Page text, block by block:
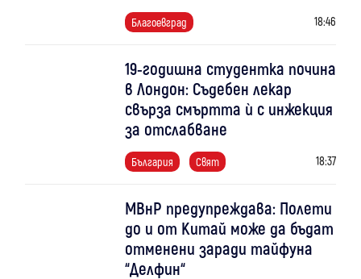
Благоевград 18:46
19-годишна студентка почина
в Лондон: Съдебен лекар
свърза смъртта ѝ с инжекция
за отслабване
България Свят 18:37
МВнР предупреждава: Полети
до и от Китай може да бъдат
отменени заради тайфуна
“Делфин“